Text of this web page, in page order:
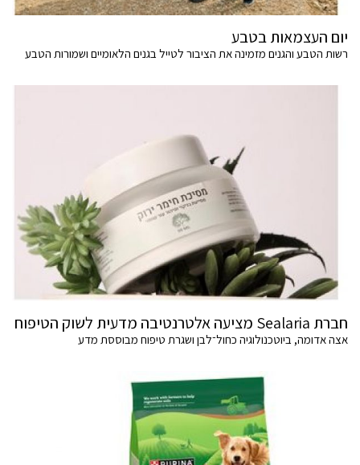
יום העצמאות בטבע
רשות הטבע והגנים מזמינה את הציבור לטייל בגנים הלאומיים ושמורות הטבע
חברת Sealaria מציעה אלטרנטיבה מדעית לשוק הטיפוח
אצה אדומה, ביוטכנולוגיה כחול־לבן ושגרת טיפוח מבוססת מדע